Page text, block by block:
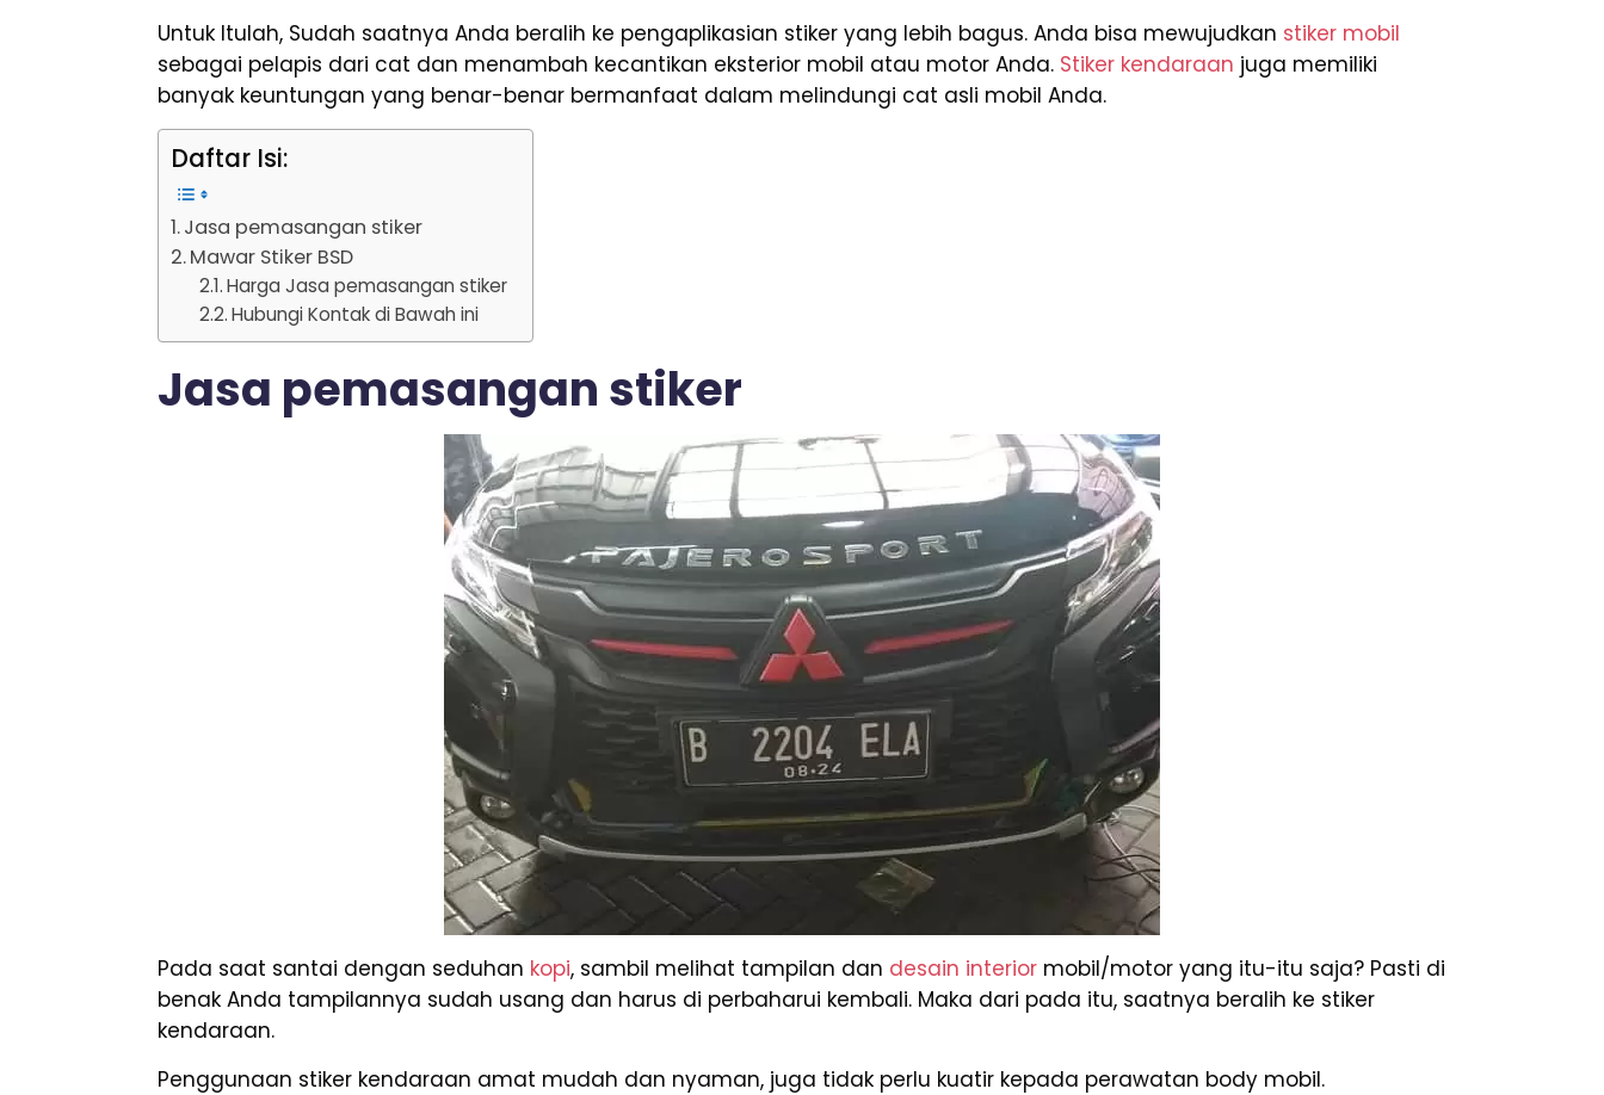
Untuk Itulah, Sudah saatnya Anda beralih ke pengaplikasian stiker yang lebih bagus. Anda bisa mewujudkan stiker mobil
sebagai pelapis dari cat dan menambah kecantikan eksterior mobil atau motor Anda. Stiker kendaraan juga memiliki
banyak keuntungan yang benar-benar bermanfaat dalam melindungi cat asli mobil Anda.
Daftar Isi:
Jasa pemasangan stiker
Mawar Stiker BSD
Harga Jasa pemasangan stiker
Hubungi Kontak di Bawah ini
Jasa pemasangan stiker
Pada saat santai dengan seduhan kopi, sambil melihat tampilan dan desain interior mobil/motor yang itu-itu saja? Pasti di
benak Anda tampilannya sudah usang dan harus di perbaharui kembali. Maka dari pada itu, saatnya beralih ke stiker
kendaraan.
Penggunaan stiker kendaraan amat mudah dan nyaman, juga tidak perlu kuatir kepada perawatan body mobil.